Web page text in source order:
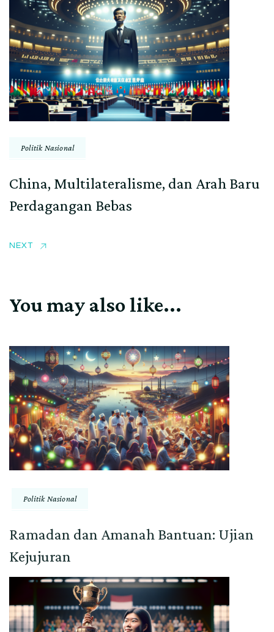
Politik Nasional
China, Multilateralisme, dan Arah Baru
Perdagangan Bebas
NEXT
You may also like...
Politik Nasional
Ramadan dan Amanah Bantuan: Ujian
Kejujuran